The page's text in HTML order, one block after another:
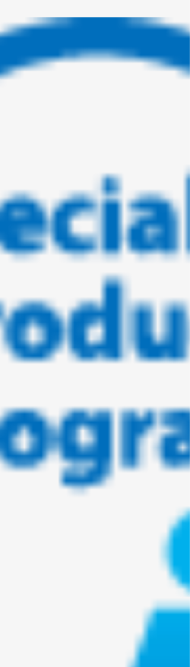
2020年8月14日
2日間のオンライン合宿を実施しまし
た！（ICTスペシャリスト育成プログ
ム）